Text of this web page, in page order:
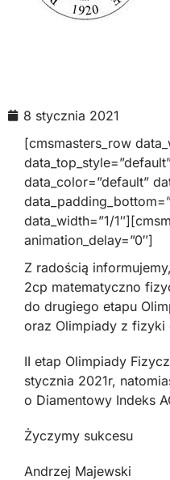
8 stycznia 2021
[cmsmasters_row
data_color=”default”
data_width=”1/
animation_delay=”0″]
Z radością
2cp matematyczno
do drugiego etapu
oraz Olimpiady z fizyki
II etap Olimpiady
stycznia 2021r,
o Diamentowy Indeks
Życzymy sukcesu
Andrzej Majewski